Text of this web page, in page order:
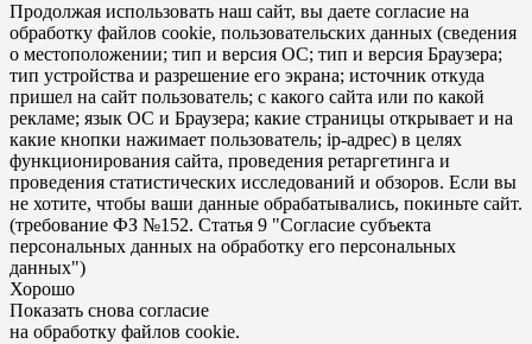
Продолжая использовать наш сайт, вы даете согласие на
обработку файлов cookie, пользовательских данных (сведения
о местоположении; тип и версия ОС; тип и версия Браузера;
тип устройства и разрешение его экрана; источник откуда
пришел на сайт пользователь; с какого сайта или по какой
рекламе; язык ОС и Браузера; какие страницы открывает и на
какие кнопки нажимает пользователь; ip-адрес) в целях
функционирования сайта, проведения ретаргетинга и
проведения статистических исследований и обзоров. Если вы
не хотите, чтобы ваши данные обрабатывались, покиньте сайт.
(требование ФЗ №152. Статья 9 "Согласие субъекта
персональных данных на обработку его персональных
данных")
Хорошо
Показать снова согласие
на обработку файлов cookie.